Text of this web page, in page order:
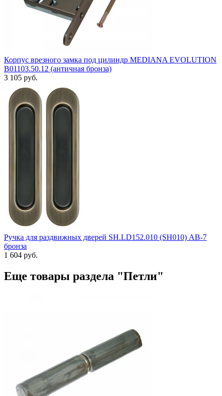
Корпус врезного замка под цилиндр MEDIANA EVOLUTION
B01103.50.12 (античная бронза)
3 105 руб.
Ручка для раздвижных дверей SH.LD152.010 (SH010) АВ-7
бронза
1 604 руб.
Еще товары раздела "Петли"